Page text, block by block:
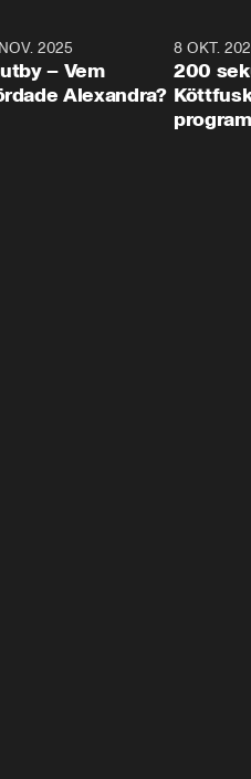
31:05
2025
– Vem
Alexandra?
8 OKT.
200